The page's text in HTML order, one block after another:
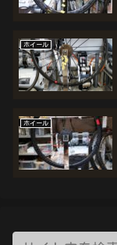
ホイール
ホイール